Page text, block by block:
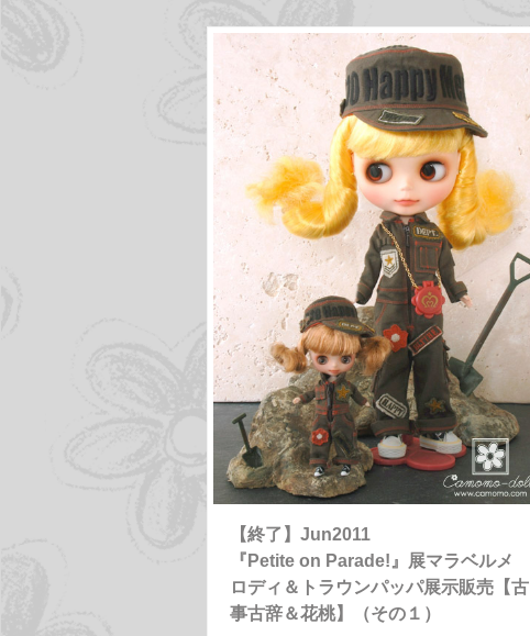
【終了】Jun2011
『Petite on Parade!』展マラベルメ
ロディ＆トラウンパッパ展示販売【古
事古辞＆花桃】（その１）